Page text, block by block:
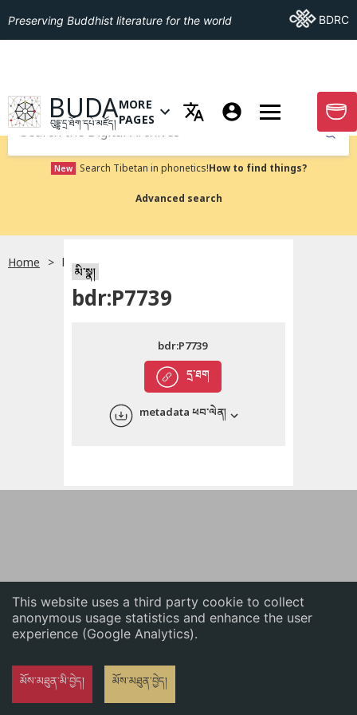
This website uses a third party cookie to collect
anonymous usage statistics and enhance the user
experience (Google Analytics).
མོས་མཐུན་མི་བྱེད། མོས་མཐུན་བྱེད།
English
Preserving Buddhist literature for the world Go ToBDRC
GO TO HOMEPAGE
BUDA
བུདྡྷ་དྲ་ཐོག་དཔེ་མཛོད།
OPEN MENU OF MORE PAGES
MORE
PAGES
GO
Submit
New Search Tibetan in phonetics!How to find things?
Advanced search
Home bdr:P7739
མི་སྣ།
bdr:P7739
དྲ་ཐག
bdr:P7739
metadata ཕབ་ལེན།